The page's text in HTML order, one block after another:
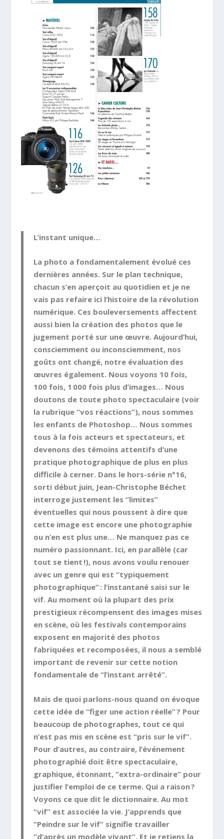
L’instant unique…
La photo a fondamentalement évolué ces
dernières années. Sur le plan technique,
chacun s’en aperçoit au quotidien et je ne
vais pas refaire ici l’histoire de la révolution
numérique. Ces bouleversements affectent
aussi bien la création des photos que le
jugement porté sur une œuvre. Aujourd’hui,
consciemment ou inconsciemment, nos
goûts ont changé, notre évaluation des
œuvres également. Nous voyons 10 fois,
100 fois, 1 000 fois plus d’images… Nous
doutons de toute photo spectaculaire (voir
la rubrique “vos réactions”), nous sommes
les enfants de Photoshop… Nous sommes
tous à la fois acteurs et spectateurs, et
devenons des témoins attentifs d’une
pratique photographique de plus en plus
difficile à cerner. Dans le hors-série n°16,
sorti début juin, Jean-Christophe Béchet
interroge justement les “limites”
éventuelles qui nous poussent à dire que
cette image est encore une photographie
ou n’en est plus une… Ne manquez pas ce
numéro passionnant. Ici, en parallèle (car
tout se tient !), nous avons voulu renouer
avec un genre qui est “typiquement
photographique” : l’instantané saisi sur le
vif. Au moment où la plupart des prix
prestigieux récompensent des images mises
en scène, où les festivals contemporains
exposent en majorité des photos
fabriquées et recomposées, il nous a semblé
important de revenir sur cette notion
fondamentale de “l’instant arrêté”.
Mais de quoi parlons-nous quand on évoque
cette idée de “figer une action réelle” ? Pour
beaucoup de photographes, tout ce qui
n’est pas mis en scène est “pris sur le vif”.
Pour d’autres, au contraire, l’événement
photographié doit être spectaculaire,
graphique, étonnant, “extra-ordinaire” pour
justifier l’emploi de ce terme. Qui a raison ?
Voyons ce que dit le dictionnaire. Au mot
“vif” est associée la vie. J’apprends que
“Peindre sur le vif” signifie travailler
“d’après un modèle vivant”. Et je retiens la